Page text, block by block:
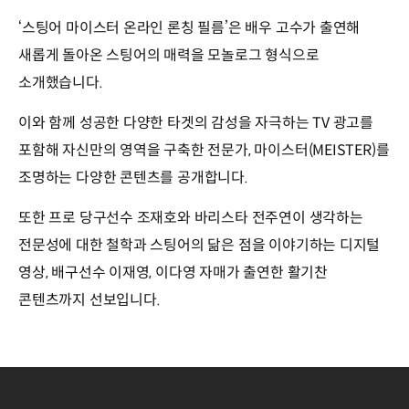
‘스팅어 마이스터 온라인 론칭 필름’은 배우 고수가 출연해
새롭게 돌아온 스팅어의 매력을 모놀로그 형식으로
소개했습니다.
이와 함께 성공한 다양한 타겟의 감성을 자극하는 TV 광고를
포함해 자신만의 영역을 구축한 전문가, 마이스터(MEISTER)를
조명하는 다양한 콘텐츠를 공개합니다.
또한 프로 당구선수 조재호와 바리스타 전주연이 생각하는
전문성에 대한 철학과 스팅어의 닮은 점을 이야기하는 디지털
영상, 배구선수 이재영, 이다영 자매가 출연한 활기찬
콘텐츠까지 선보입니다.